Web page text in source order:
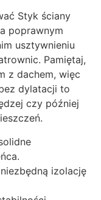
Styk ściany
poprawnym
usztywnieniu
Pamiętaj,
z dachem, więc
dylatacji to
czy później
izolację